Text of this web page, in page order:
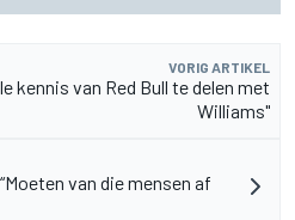
VORIG ARTIKEL
kennis van Red Bull te delen met
Williams"
van die mensen af